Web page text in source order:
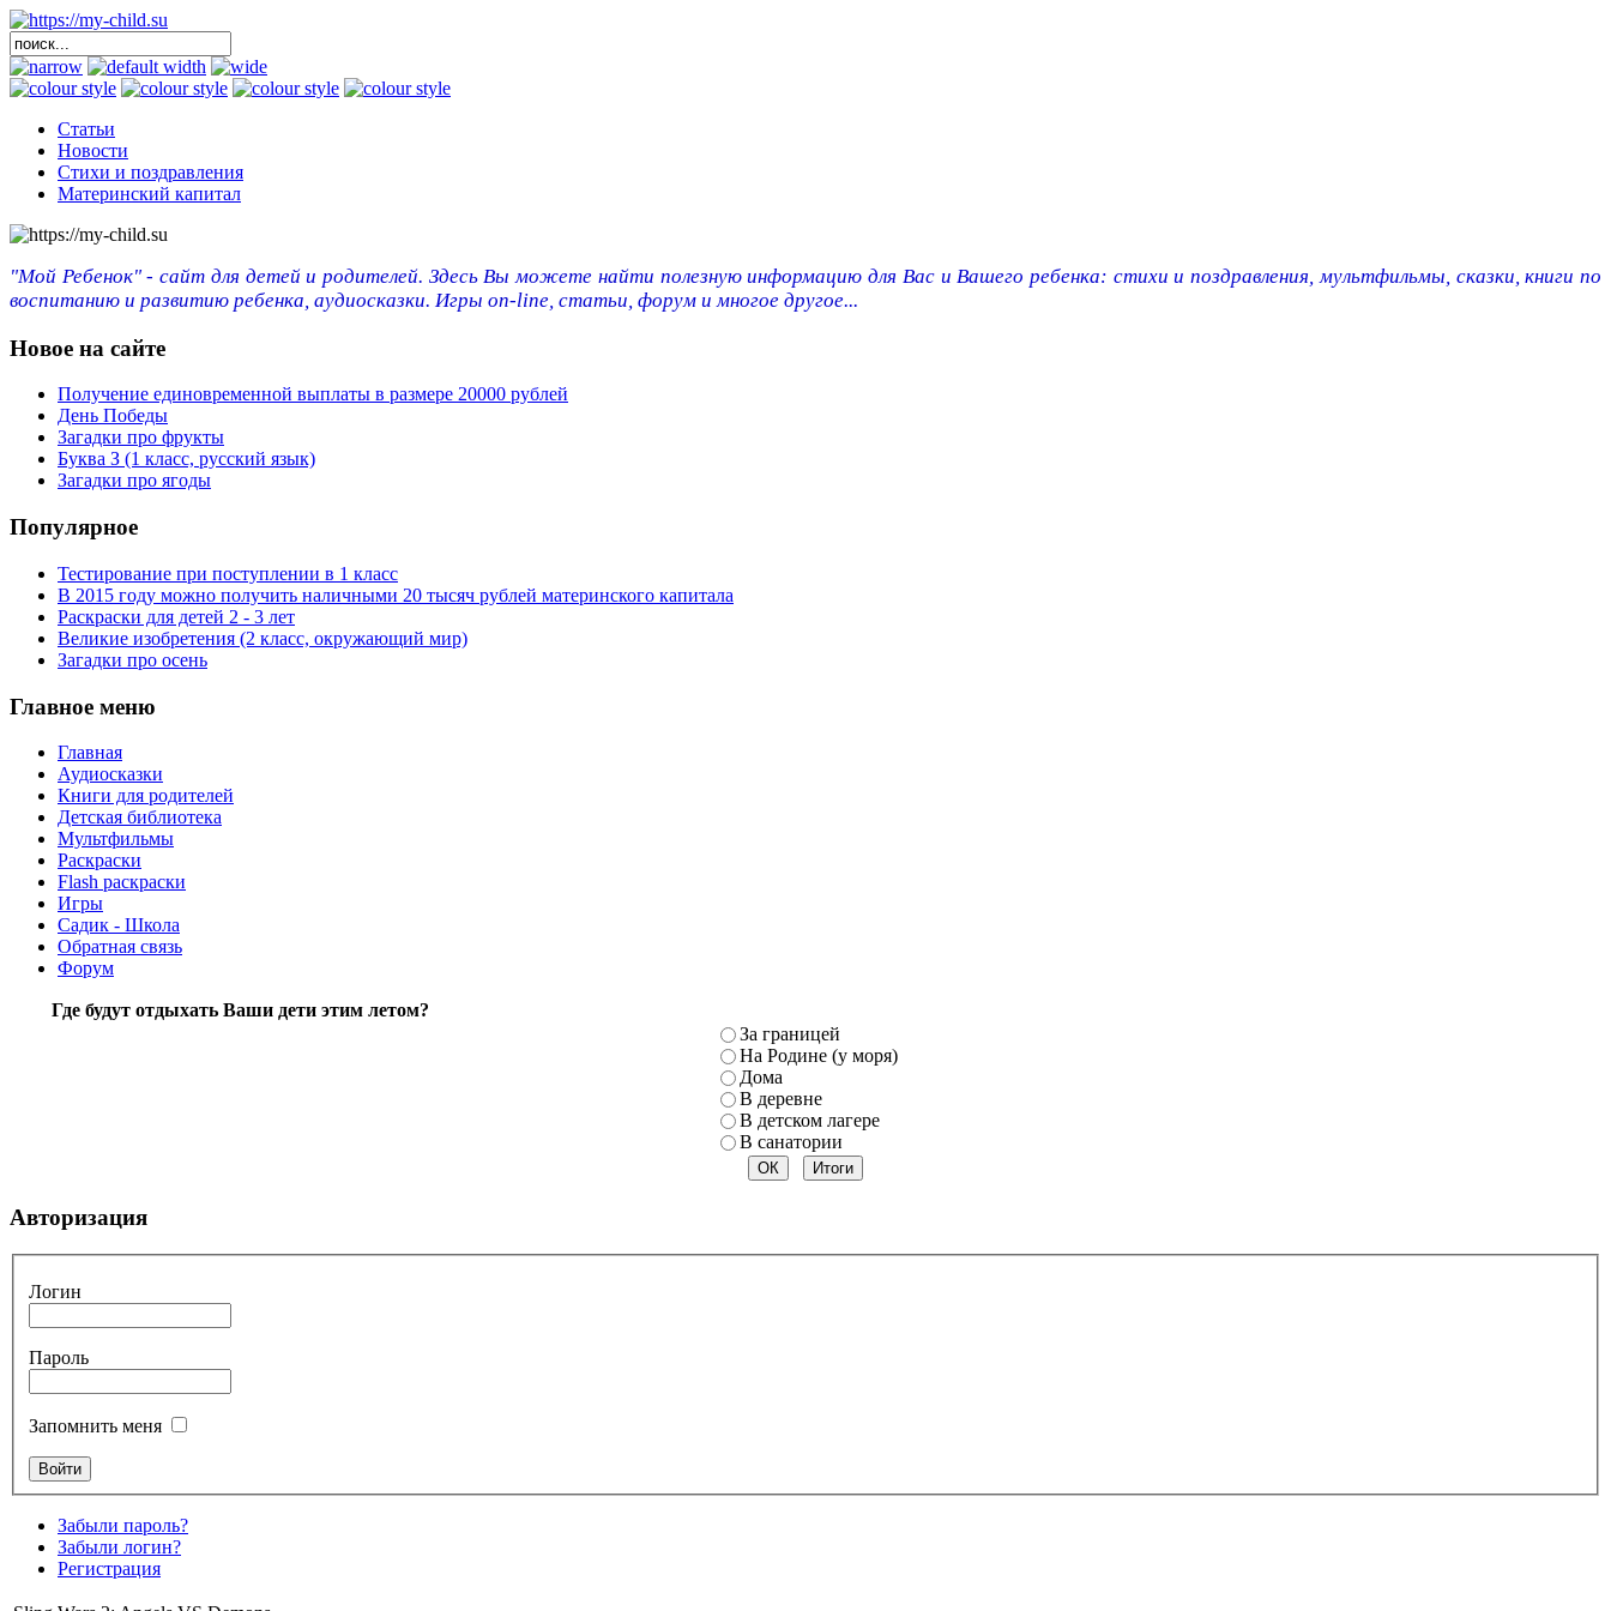
Статьи
Новости
Стихи и поздравления
Материнский капитал
"Мой Ребенок" - сайт для детей и родителей. Здесь Вы можете найти полезную информацию для Вас и Вашего ребенка: стихи и поздравления, мультфильмы, сказки, книги по
воспитанию и развитию ребенка, аудиосказки. Игры on-line, статьи, форум и многое другое...
Новое на сайте
Получение единовременной выплаты в размере 20000 рублей
День Победы
Загадки про фрукты
Буква З (1 класс, русский язык)
Загадки про ягоды
Популярное
Тестирование при поступлении в 1 класс
В 2015 году можно получить наличными 20 тысяч рублей материнского капитала
Раскраски для детей 2 - 3 лет
Великие изобретения (2 класс, окружающий мир)
Загадки про осень
Главное меню
Главная
Аудиосказки
Книги для родителей
Детская библиотека
Мультфильмы
Раскраски
Flash раскраски
Игры
Садик - Школа
Обратная связь
Форум
Где будут отдыхать Ваши дети этим летом?
За границей
На Родине (у моря)
Дома
В деревне
В детском лагере
В санатории
Авторизация
Логин
Пароль
Запомнить меня
Забыли пароль?
Забыли логин?
Регистрация